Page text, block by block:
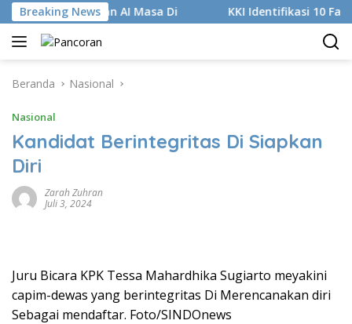
Langsung
ke
konten
Breaking News
Digital dan AI Masa Di KKI Identifikasi 10 Fasilitas
Beranda Nasional
Nasional
Kandidat Berintegritas Di Siapkan
Diri
Zarah Zuhran
Juli 3, 2024
Juru Bicara KPK Tessa Mahardhika Sugiarto meyakini
capim-dewas yang berintegritas Di Merencanakan diri
Sebagai mendaftar. Foto/SINDOnews